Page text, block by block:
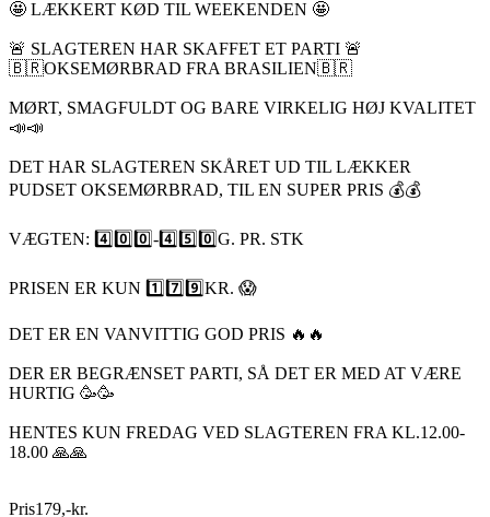
🤩 LÆKKERT KØD TIL WEEKENDEN 🤩
🚨 SLAGTEREN HAR SKAFFET ET PARTI 🚨
🇧🇷OKSEMØRBRAD FRA BRASILIEN🇧🇷
MØRT, SMAGFULDT OG BARE VIRKELIG HØJ KVALITET
📣📣
DET HAR SLAGTEREN SKÅRET UD TIL LÆKKER
PUDSET OKSEMØRBRAD, TIL EN SUPER PRIS 💰💰
VÆGTEN: 4️⃣0️⃣0️⃣-4️⃣5️⃣0️⃣G. PR. STK
PRISEN ER KUN 1️⃣7️⃣9️⃣KR. 😱
DET ER EN VANVITTIG GOD PRIS 🔥🔥
DER ER BEGRÆNSET PARTI, SÅ DET ER MED AT VÆRE
HURTIG 🥳🥳
HENTES KUN FREDAG VED SLAGTEREN FRA KL.12.00-
18.00 🙏🙏
Pris179,-kr.